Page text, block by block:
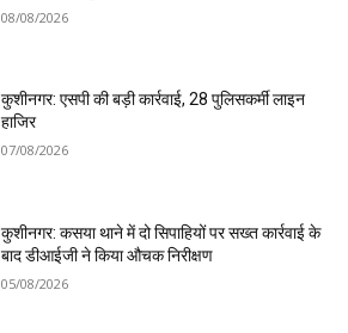
08/08/2026
कुशीनगर: एसपी की बड़ी कार्रवाई, 28 पुलिसकर्मी लाइन
हाजिर
07/08/2026
कुशीनगर: कसया थाने में दो सिपाहियों पर सख्त कार्रवाई के
बाद डीआईजी ने किया औचक निरीक्षण
05/08/2026